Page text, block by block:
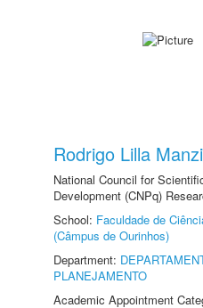
Rodrigo Lilla
National Council for
Development (CNPq)
School: Faculdade de
(Câmpus de Ourinhos)
Department:
PLANEJAMENTO
Academic Appointment